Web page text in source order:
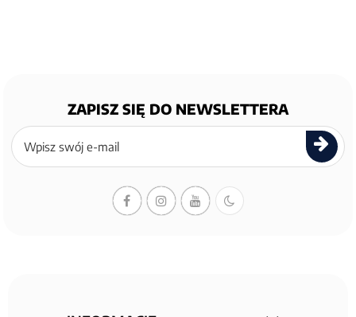
ZAPISZ SIĘ DO NEWSLETTERA
Zapisz
się
newslettera